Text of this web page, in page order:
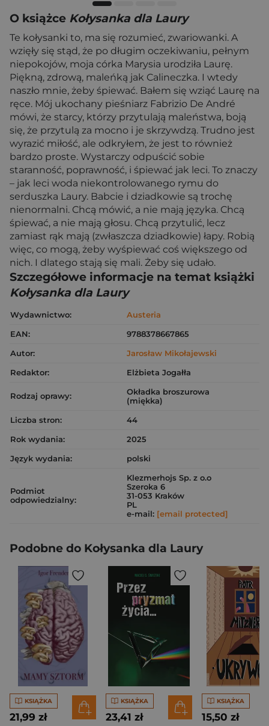
O książce Kołysanka dla Laury
Te kołysanki to, ma się rozumieć, zwariowanki. A
wzięły się stąd, że po długim oczekiwaniu, pełnym
niepokojów, moja córka Marysia urodziła Laurę.
Piękną, zdrową, maleńką jak Calineczka. I wtedy
naszło mnie, żeby śpiewać. Bałem się wziąć Laurę na
ręce. Mój ukochany pieśniarz Fabrizio De André
mówi, że starcy, którzy przytulają maleństwa, boją
się, że przytulą za mocno i je ­skrzywdzą. Trudno jest
wyrazić miłość, ale odkryłem, że jest to również
bardzo proste. Wystarczy odpuścić sobie
staranność, poprawność, i śpiewać jak leci. To znaczy
– jak leci woda niekontrolowanego rymu do
serduszka Laury. Babcie i dziadkowie są trochę
nienormalni. Chcą mówić, a nie mają języka. Chcą
śpiewać, a nie mają głosu. Chcą przytulić, lecz
zamiast rąk mają (zwłaszcza dziadkowie) łapy. Robią
więc, co mogą, żeby wyśpiewać coś większego od
nich. I dlatego stają się mali. Żeby się udało.
Szczegółowe informacje na temat książki
Kołysanka dla Laury
Wydawnictwo:
Austeria
EAN:
9788378667865
Autor:
Jarosław Mikołajewski
Redaktor:
Elżbieta Jogałła
Rodzaj oprawy:
Okładka broszurowa
(miękka)
Liczba stron:
44
Rok wydania:
2025
Język wydania:
polski
Podmiot
odpowiedzialny:
Klezmerhojs Sp. z o.o
Szeroka 6
31-053 Kraków
PL
e-mail: [email protected]
Podobne do Kołysanka dla Laury
KSIĄŻKA
21,99 zł
KSIĄŻKA
23,41 zł
KSIĄŻKA
15,50 zł